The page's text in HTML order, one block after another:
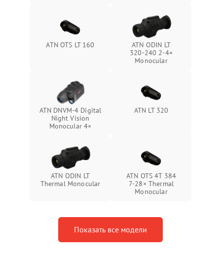
Неисправность кнопок
Подробнее →
ATN OTS LT 160
ATN ODIN LT
320‑240 2‑4×
Monocular
ATN DNVM-4 Digital
Night Vision
Monocular 4×
ATN LT 320
ATN ODIN LT
Thermal Monocular
ATN OTS 4T 384
7‑28× Thermal
Monocular
Показать все модели